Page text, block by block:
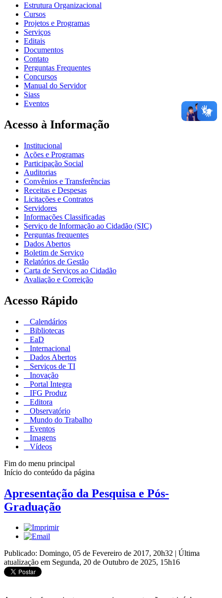
Estrutura Organizacional
Cursos
Projetos e Programas
Serviços
Editais
Documentos
Contato
Perguntas Frequentes
Concursos
Manual do Servidor
Siass
Eventos
Acesso à Informação
Institucional
Ações e Programas
Participação Social
Auditorias
Convênios e Transferências
Receitas e Despesas
Licitações e Contratos
Servidores
Informações Classificadas
Serviço de Informação ao Cidadão (SIC)
Perguntas frequentes
Dados Abertos
Boletim de Serviço
Relatórios de Gestão
Carta de Serviços ao Cidadão
Avaliação e Correição
Acesso Rápido
Calendários
Bibliotecas
EaD
Internacional
Dados Abertos
Serviços de TI
Inovação
Portal Integra
IFG Produz
Editora
Observatório
Mundo do Trabalho
Eventos
Imagens
Vídeos
Fim do menu principal
Início do conteúdo da página
Apresentação da Pesquisa e Pós-
Graduação
Publicado: Domingo, 05 de Fevereiro de 2017, 20h32 | Última
atualização em Segunda, 20 de Outubro de 2025, 15h16